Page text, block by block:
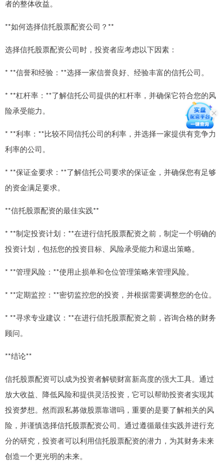
者的整体收益。
**如何选择信托股票配资公司？**
选择信托股票配资公司时，投资者应考虑以下因素：
* **信誉和经验：**选择一家信誉良好、经验丰富的信托公司。
* **杠杆率：**了解信托公司提供的杠杆率，并确保它符合您的风
险承受能力。
* **利率：**比较不同信托公司的利率，并选择一家提供有竞争力
利率的公司。
* **保证金要求：**了解信托公司要求的保证金，并确保您有足够
的资金满足要求。
**信托股票配资的最佳实践**
* **制定投资计划：**在进行信托股票配资之前，制定一个明确的
投资计划，包括您的投资目标、风险承受能力和退出策略。
* **管理风险：**使用止损单和仓位管理策略来管理风险。
* **定期监控：**密切监控您的投资，并根据需要调整您的仓位。
* **寻求专业建议：**在进行信托股票配资之前，咨询合格的财务
顾问。
**结论**
信托股票配资可以成为投资者解锁财富新高度的强大工具。通过
放大收益、降低风险和提供灵活投资，它可以帮助投资者实现其
投资梦想。然而跟私募做股票靠谱吗，重要的是要了解相关的风
险，并谨慎选择信托股票配资公司。通过遵循最佳实践并进行充
分的研究，投资者可以利用信托股票配资的潜力，为其财务未来
创造一个更光明的未来。